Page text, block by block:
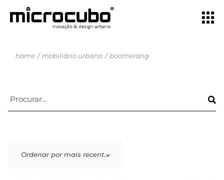
home mobiliário urbano boomerang
Ordenar por mais recentes